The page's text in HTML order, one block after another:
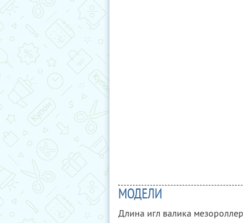
МОДЕЛИ
Длина игл валика